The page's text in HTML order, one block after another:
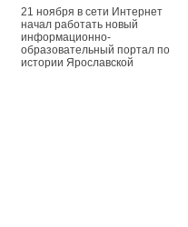
21 ноября в сети Интернет
начал работать новый
информационно-
образовательный портал по
истории Ярославской